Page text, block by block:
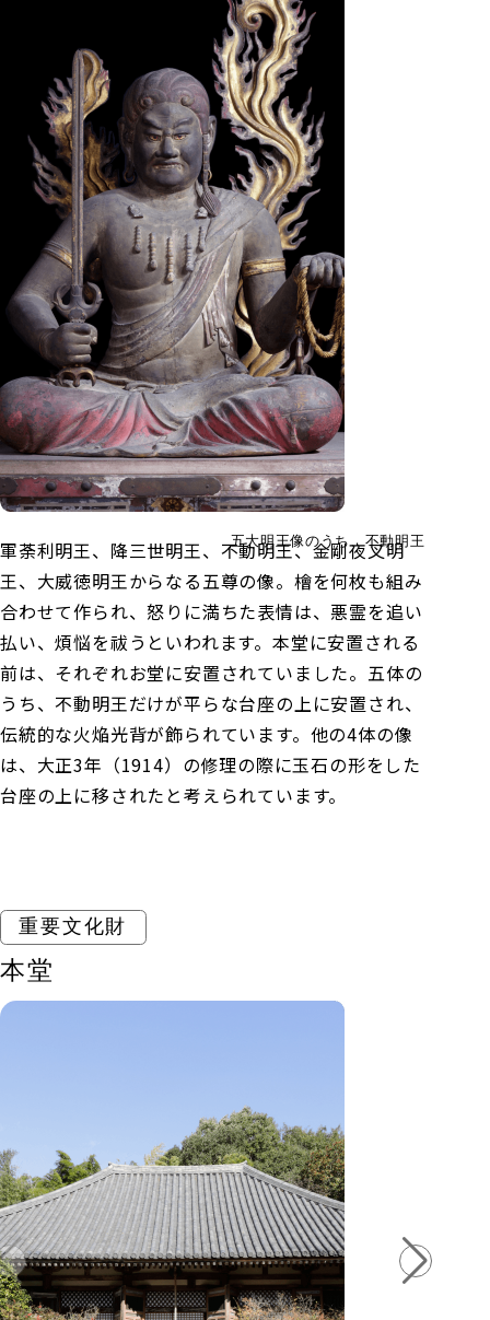
軍荼利明王、降三世明王、不動明王、金剛夜叉明
王、大威徳明王からなる五尊の像。檜を何枚も組み
合わせて作られ、怒りに満ちた表情は、悪霊を追い
払い、煩悩を祓うといわれます。本堂に安置される
前は、それぞれお堂に安置されていました。五体の
うち、不動明王だけが平らな台座の上に安置され、
伝統的な火焔光背が飾られています。他の4体の像
は、大正3年（1914）の修理の際に玉石の形をした
台座の上に移されたと考えられています。
五大明王像のうち、不動明王
重要文化財
本堂